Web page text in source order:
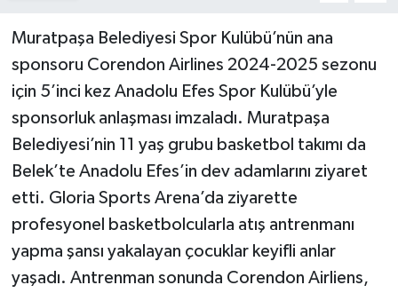
Muratpaşa Belediyesi Spor Kulübü’nün ana
sponsoru Corendon Airlines 2024-2025 sezonu
için 5’inci kez Anadolu Efes Spor Kulübü’yle
sponsorluk anlaşması imzaladı. Muratpaşa
Belediyesi’nin 11 yaş grubu basketbol takımı da
Belek’te Anadolu Efes’in dev adamlarını ziyaret
etti. Gloria Sports Arena’da ziyarette
profesyonel basketbolcularla atış antrenmanı
yapma şansı yakalayan çocuklar keyifli anlar
yaşadı. Antrenman sonunda Corendon Airliens,